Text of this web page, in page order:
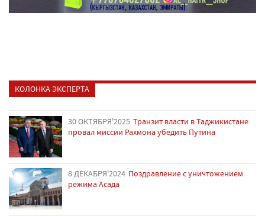
КОЛОНКА ЭКСПЕРТА
30 ОКТЯБРЯ'2025 Транзит власти в Таджикистане:
провал миссии Рахмона убедить Путина
8 ДЕКАБРЯ'2024 Поздравление с уничтожением
режима Асада